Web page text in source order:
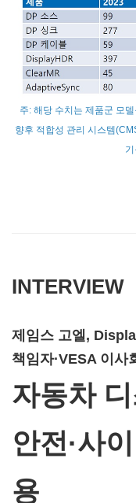
주: 해당 수치는 제품군 모
향후 적합성 관리 시스템
INTERVIEW
제임스 고엘,
책임자·VESA 이사
자동차
안전·사
용